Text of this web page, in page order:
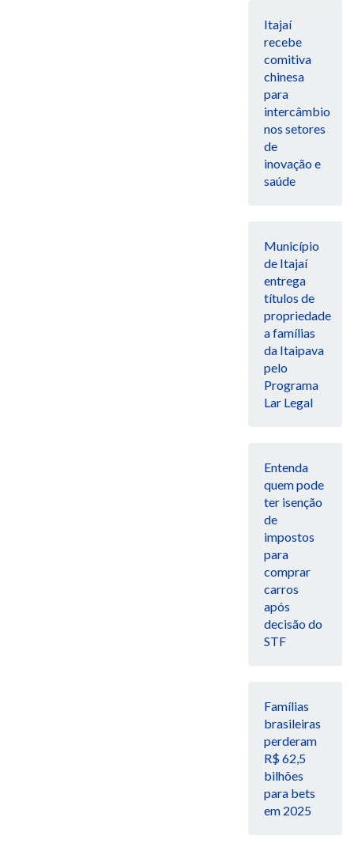
Itajaí
recebe
comitiva
chinesa
para
intercâmbio
nos setores
de
inovação e
saúde
Município
de Itajaí
entrega
títulos de
propriedade
a famílias
da Itaipava
pelo
Programa
Lar Legal
Entenda
quem pode
ter isenção
de
impostos
para
comprar
carros
após
decisão do
STF
Famílias
brasileiras
perderam
R$ 62,5
bilhões
para bets
em 2025